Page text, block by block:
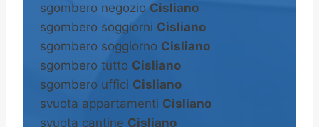
sgombero negozio Cisliano
sgombero soggiorni Cisliano
sgombero soggiorno Cisliano
sgombero tutto Cisliano
sgombero uffici Cisliano
svuota appartamenti Cisliano
svuota cantine Cisliano